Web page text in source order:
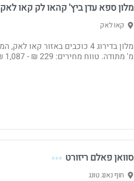
מלון ספא עדן ביץ' קהאו לק קאו לאק
קאו לאק
מ' מתודה. טווח מחירים: 229 ₪ - 1,087 ₪ ללילה. מומלץ!
סוואן פאלם ריזורט ⭐⭐⭐
חוף נאנג טונג